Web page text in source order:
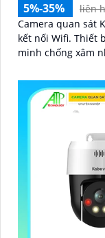
5%-35%
liên
Camera quan sát
kết nối Wifi. Thiết bị tích hợp chức năng bảo vệ thông
minh chống xâm